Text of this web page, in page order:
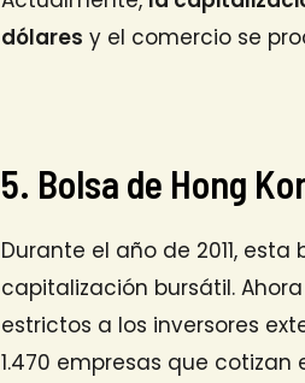
dólares y el comercio se
5. Bolsa de Hong
Durante el año de 2011,
capitalización bursátil.
estrictos a los inversores
1.470 empresas que